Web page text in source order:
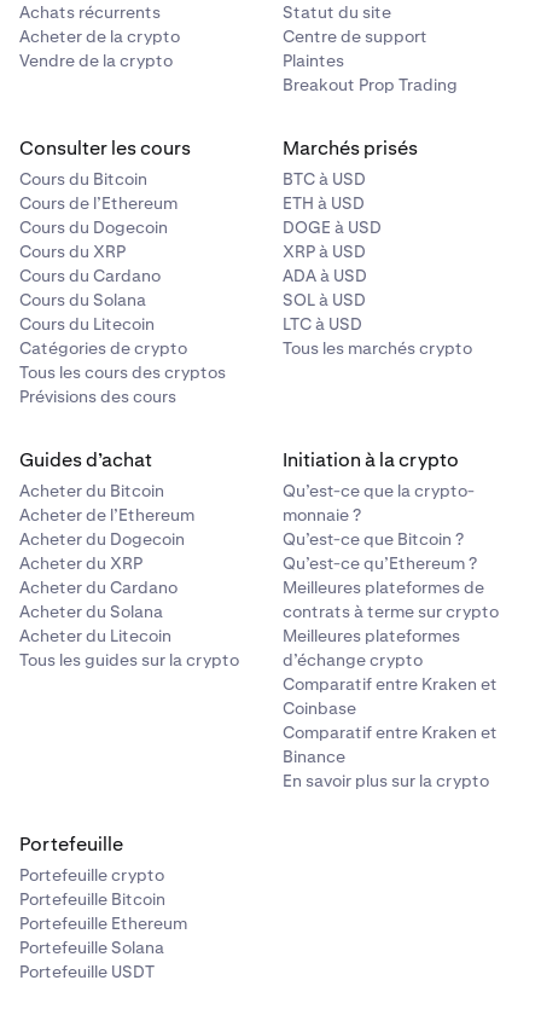
Achats récurrents
Acheter de la crypto
Vendre de la crypto
Statut du site
Centre de support
Plaintes
Breakout Prop Trading
Consulter les cours
Cours du Bitcoin
Cours de l’Ethereum
Cours du Dogecoin
Cours du XRP
Cours du Cardano
Cours du Solana
Cours du Litecoin
Catégories de crypto
Tous les cours des cryptos
Prévisions des cours
Marchés prisés
BTC à USD
ETH à USD
DOGE à USD
XRP à USD
ADA à USD
SOL à USD
LTC à USD
Tous les marchés crypto
Guides d’achat
Acheter du Bitcoin
Acheter de l’Ethereum
Acheter du Dogecoin
Acheter du XRP
Acheter du Cardano
Acheter du Solana
Acheter du Litecoin
Tous les guides sur la crypto
Initiation à la crypto
Qu’est-ce que la crypto-
monnaie ?
Qu’est-ce que Bitcoin ?
Qu’est-ce qu’Ethereum ?
Meilleures plateformes de
contrats à terme sur crypto
Meilleures plateformes
d’échange crypto
Comparatif entre Kraken et
Coinbase
Comparatif entre Kraken et
Binance
En savoir plus sur la crypto
Portefeuille
Portefeuille crypto
Portefeuille Bitcoin
Portefeuille Ethereum
Portefeuille Solana
Portefeuille USDT